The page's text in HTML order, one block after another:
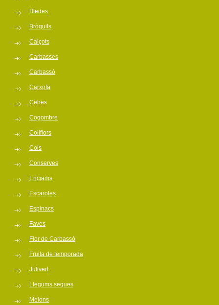
Bledes
Bròquils
Calçots
Carbasses
Carbassó
Carxofa
Cebes
Cogombre
Coliflors
Cols
Conserves
Enciams
Escaroles
Espinacs
Faves
Flor de Carbassó
Fruita de temporada
Julivert
Llegums seques
Melons